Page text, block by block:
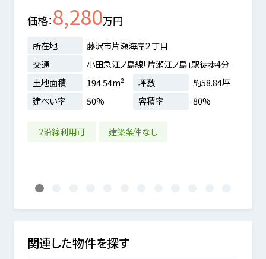
価格 8,280万円
所在地
藤沢市片瀬海岸２丁目
交通
小田急江ノ島線「片瀬江ノ島」駅徒歩4分
土地面積
194.54m² 坪数
約58.84坪
建ぺい率
50% 容積率 80%
2沿線利用可 建築条件なし
1
関連した物件を探す